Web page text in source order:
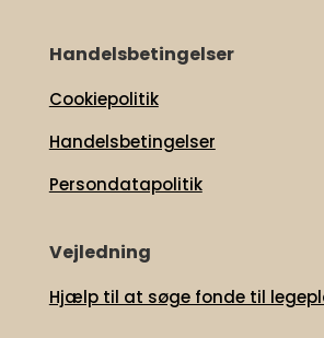
Handelsbetingelser
Cookiepolitik
Handelsbetingelser
Persondatapolitik
Vejledning
Hjælp til at søge fonde til